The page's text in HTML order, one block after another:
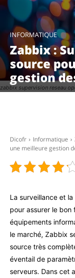
zabbix supervision reseau
INFORMATIQUE
Zabbix :
source
gestion
Dicofr Informatique
une meilleure gestion
La surveillance et
pour assurer le bon
équipements
le marché, Zabbix
source très
éventail de
serveurs. Dans cet